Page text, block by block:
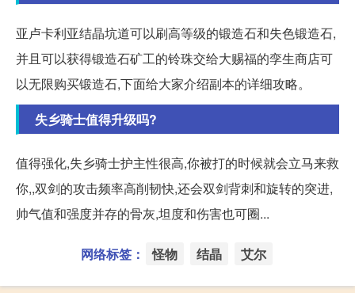
亚卢卡利亚结晶坑道可以刷高等级的锻造石和失色锻造石,
并且可以获得锻造石矿工的铃珠交给大赐福的孪生商店可
以无限购买锻造石,下面给大家介绍副本的详细攻略。
失乡骑士值得升级吗?
值得强化,失乡骑士护主性很高,你被打的时候就会立马来救
你,,双剑的攻击频率高削韧快,还会双剑背刺和旋转的突进,
帅气值和强度并存的骨灰,坦度和伤害也可圈...
网络标签： 怪物 结晶 艾尔